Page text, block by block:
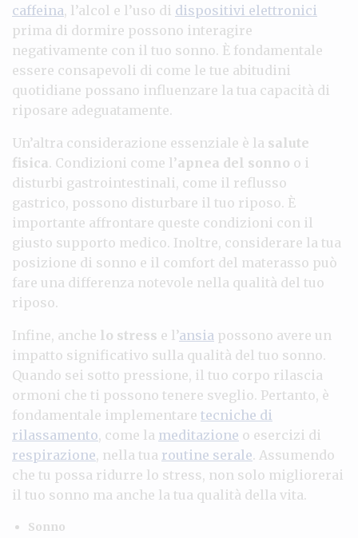
caffeina, l’alcol e l’uso di dispositivi elettronici
prima di dormire possono interagire
negativamente con il tuo sonno. È fondamentale
essere consapevoli di come le tue abitudini
quotidiane possano influenzare la tua capacità di
riposare adeguatamente.
Un’altra considerazione essenziale è la salute
fisica. Condizioni come l’apnea del sonno o i
disturbi gastrointestinali, come il reflusso
gastrico, possono disturbare il tuo riposo. È
importante affrontare queste condizioni con il
giusto supporto medico. Inoltre, considerare la tua
posizione di sonno e il comfort del materasso può
fare una differenza notevole nella qualità del tuo
riposo.
Infine, anche lo stress e l’ansia possono avere un
impatto significativo sulla qualità del tuo sonno.
Quando sei sotto pressione, il tuo corpo rilascia
ormoni che ti possono tenere sveglio. Pertanto, è
fondamentale implementare tecniche di
rilassamento, come la meditazione o esercizi di
respirazione, nella tua routine serale. Assumendo
che tu possa ridurre lo stress, non solo migliorerai
il tuo sonno ma anche la tua qualità della vita.
Sonno